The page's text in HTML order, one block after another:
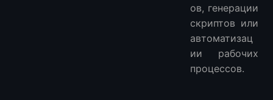
ов, генерации
скриптов или
автоматизац
ии рабочих
процессов.